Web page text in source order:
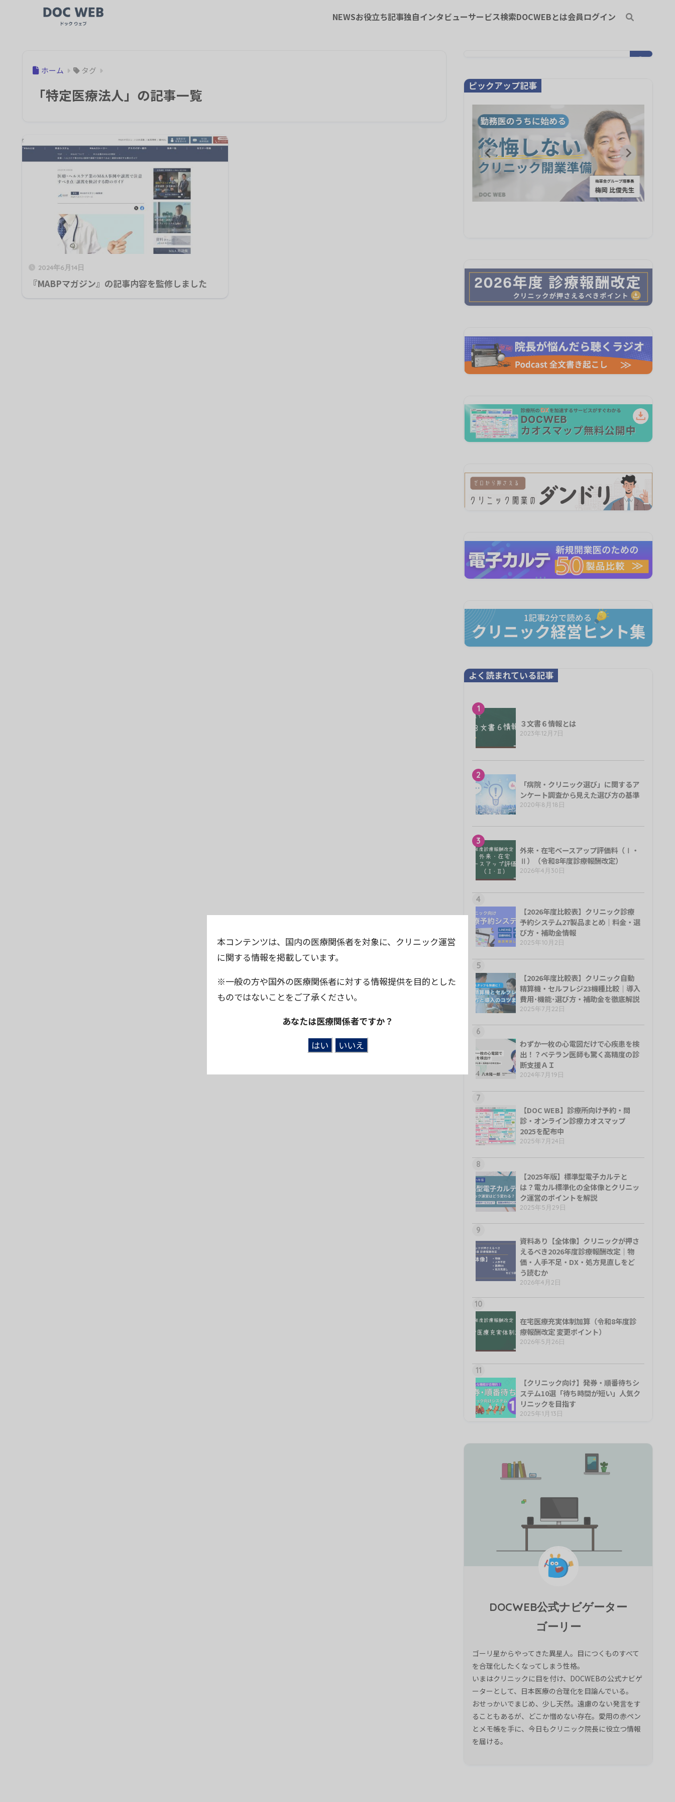
NEWSお役立ち記事独自インタビューサービス検索DOCWEBとは会員ログイン
ホーム タグ
「特定医療法人」の記事一覧
2024年6月14日
『MABPマガジン』の記事内容を監修しました
ピックアップ記事
よく読まれている記事
1
３文書６情報とは
2023年12月7日
2
「病院・クリニック選び」に関するア
ンケート調査から見えた選び方の基準
2020年8月18日
3
外来・在宅ベースアップ評価料（Ⅰ・
Ⅱ）（令和8年度診療報酬改定）
2026年4月30日
4
【2026年度比較表】クリニック診療
予約システム27製品まとめ｜料金・選
び方・補助金情報
2025年10月2日
5
【2026年度比較表】クリニック自動
精算機・セルフレジ23機種比較｜導入
費用･機能･選び方・補助金を徹底解説
2025年7月22日
6
わずか一枚の心電図だけで心疾患を検
出！？ベテラン医師も驚く高精度の診
断支援ＡＩ
2024年7月19日
7
【DOC WEB】診療所向け予約・問
診・オンライン診療カオスマップ
2025を配布中
2025年7月24日
8
【2025年版】標準型電子カルテと
は？電カル標準化の全体像とクリニッ
ク運営のポイントを解説
2025年5月29日
9
資料あり【全体像】クリニックが押さ
えるべき2026年度診療報酬改定｜物
価・人手不足・DX・処方見直しをど
う読むか
2026年4月2日
10
在宅医療充実体制加算（令和8年度診
療報酬改定 変更ポイント）
2026年5月26日
11
【クリニック向け】発券・順番待ちシ
ステム10選「待ち時間が短い」人気ク
リニックを目指す
2025年1月13日
DOCWEB公式ナビゲーター
ゴーリー
ゴーリ星からやってきた異星人。目につくものすべて
を合理化したくなってしまう性格。
いまはクリニックに目を付け、DOCWEBの公式ナビゲ
ーターとして、日本医療の合理化を目論んでいる。
おせっかいでまじめ、少し天然。遠慮のない発言をす
ることもあるが、どこか憎めない存在。愛用の赤ペン
とメモ帳を手に、今日もクリニック院長に役立つ情報
を届ける。
本コンテンツは、国内の医療関係者を対象に、クリニック運営
に関する情報を掲載しています。
※一般の方や国外の医療関係者に対する情報提供を目的とした
ものではないことをご了承ください。
あなたは医療関係者ですか？